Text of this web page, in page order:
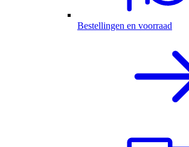
Bestellingen en voorraad